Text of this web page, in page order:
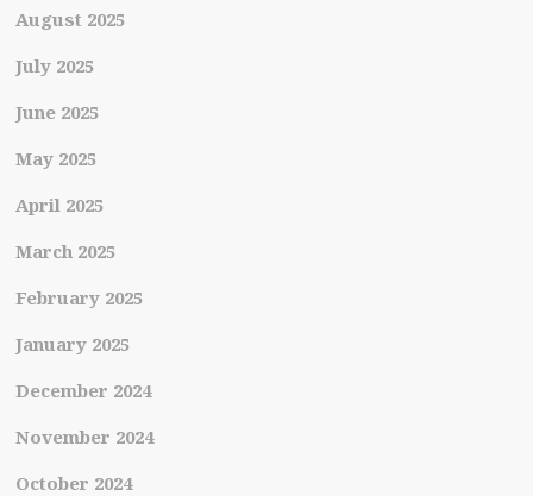
August 2025
July 2025
June 2025
May 2025
April 2025
March 2025
February 2025
January 2025
December 2024
November 2024
October 2024